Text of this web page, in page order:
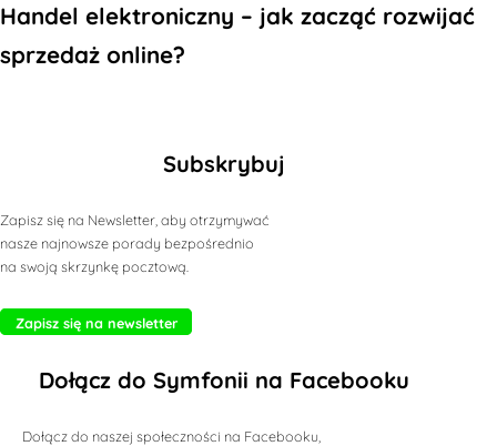
Handel elektroniczny – jak zacząć rozwijać
sprzedaż online?
Subskrybuj
Zapisz się na Newsletter, aby otrzymywać
nasze najnowsze porady bezpośrednio
na swoją skrzynkę pocztową.
Zapisz się na newsletter
Dołącz do Symfonii na Facebooku
Dołącz do naszej społeczności na Facebooku,